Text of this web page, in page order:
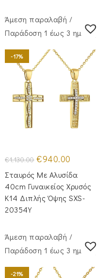
Άμεση παραλαβή /
Παράδoση 1 έως 3 ημέρες
-17%
€1,130.00 Original
price
was:
€1,130.00.
€940.00
τιμή
είναι:
€940.00.
Σταυρός Με Αλυσίδα
40cm Γυναικείος Χρυσός
Κ14 Διπλής Όψης SXS-
20354Y
Άμεση παραλαβή /
Παράδoση 1 έως 3 ημέρες
-21%